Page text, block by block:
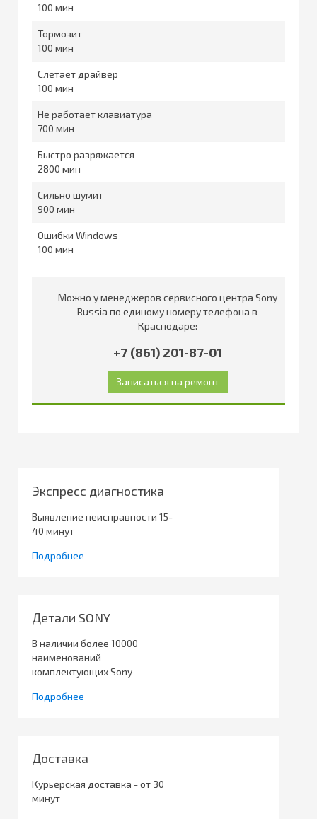
100
Тормозит
100
Слетает драйвер
100
Не работает клавиатура
700
Быстро разряжается
2800
Сильно шумит
900
Ошибки Windows
100
Можно у менеджеров сервисного центра Sony
Russia по единому номеру телефона в
Краснодаре:
+7 (861) 201-87-01
Экспресс диагностика
Выявление неисправности 15-
40 минут
Подробнее
Детали SONY
В наличии более 10000
наименований
комплектующих Sony
Подробнее
Доставка
Курьерская доставка - от 30
минут